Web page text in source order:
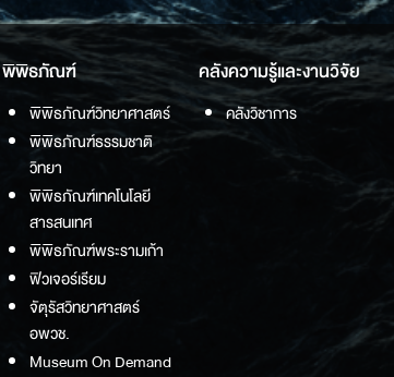
พิพิธภัณฑ์
พิพิธภัณฑ์วิทยาศาสตร์
พิพิธภัณฑ์ธรรมชาติ
วิทยา
พิพิธภัณฑ์เทคโนโลยี
สารสนเทศ
พิพิธภัณฑ์พระรามเก้า
ฟิวเจอร์เรียม
จัตุรัสวิทยาศาสตร์
อพวช.
Museum On Demand
คลังความรู้และงานวิจัย
คลังวิชาการ